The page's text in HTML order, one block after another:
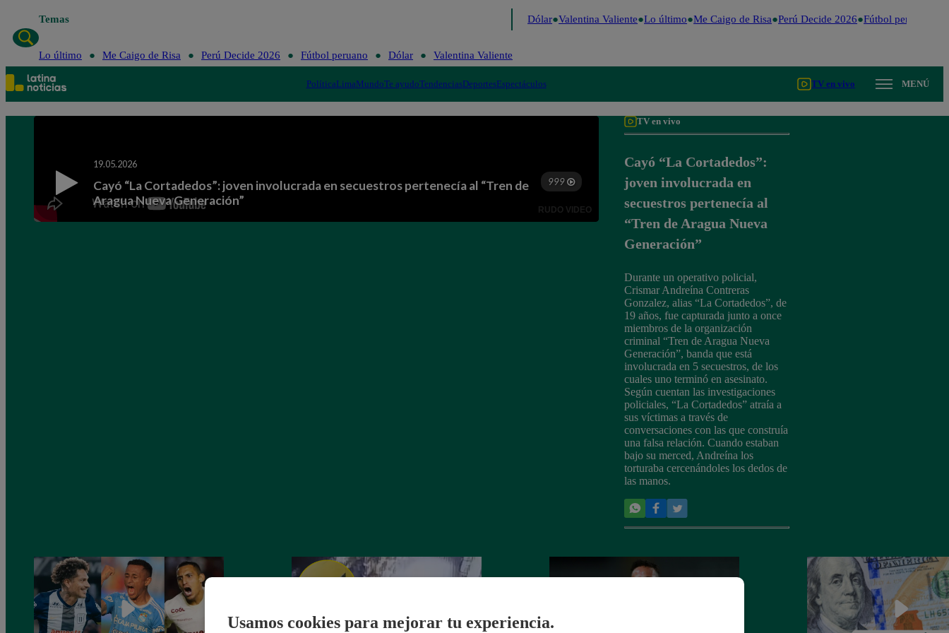
Temas Dólar Valentina Valiente Lo último Me Caigo de Risa Perú Decide 2026 Fútbol peruano
Lo último Me Caigo de Risa Perú Decide 2026 Fútbol peruano Dólar Valentina Valiente
PolíticaLimaMundoTe ayudoTendenciasDeportesEspectáculos TV en vivo MENÚ
TV en vivo
Cayó “La Cortadedos”:
joven involucrada en
secuestros pertenecía al
“Tren de Aragua Nueva
Generación”
Durante un operativo policial,
Crismar Andreína Contreras
Gonzalez, alias “La Cortadedos”, de
19 años, fue capturada junto a once
miembros de la organización
criminal “Tren de Aragua Nueva
Generación”, banda que está
involucrada en 5 secuestros, de los
cuales uno terminó en asesinato.
Según cuentan las investigaciones
policiales, “La Cortadedos” atraía a
sus víctimas a través de
conversaciones con las que construía
una falsa relación. Cuando estaban
bajo su merced, Andreína los
torturaba cercenándoles los dedos de
las manos.
Usamos cookies para mejorar tu experiencia.